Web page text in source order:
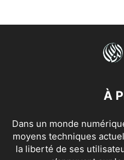
À
Dans un monde
moyens techniques
la liberté de ses